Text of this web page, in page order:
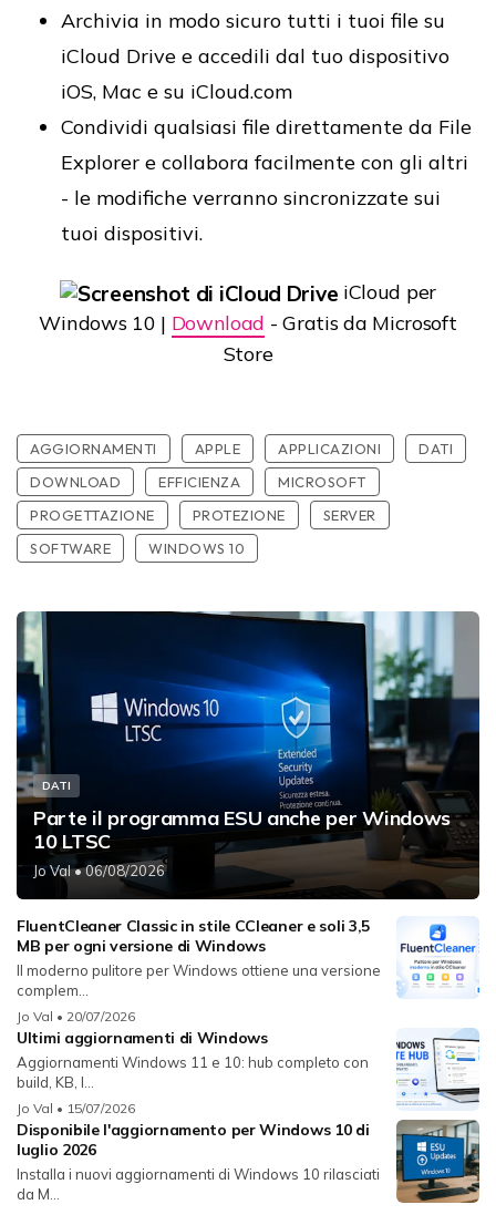
Archivia in modo sicuro tutti i tuoi file su
iCloud Drive e accedili dal tuo dispositivo
iOS, Mac e su iCloud.com
Condividi qualsiasi file direttamente da File
Explorer e collabora facilmente con gli altri
- le modifiche verranno sincronizzate sui
tuoi dispositivi.
iCloud per
Windows 10 | Download - Gratis da Microsoft
Store
AGGIORNAMENTI APPLE APPLICAZIONI
DATI
DOWNLOAD
EFFICIENZA
MICROSOFT
PROGETTAZIONE
PROTEZIONE
SERVER
SOFTWARE
WINDOWS 10
DATI
Parte il programma ESU anche per Windows
10 LTSC
Jo Val• 06/08/2026
FluentCleaner Classic in stile CCleaner e soli 3,5
MB per ogni versione di Windows
Il moderno pulitore per Windows ottiene una versione
complem...
Jo Val • 20/07/2026
Ultimi aggiornamenti di Windows
Aggiornamenti Windows 11 e 10: hub completo con
build, KB, l...
Jo Val • 15/07/2026
Disponibile l'aggiornamento per Windows 10 di
luglio 2026
Installa i nuovi aggiornamenti di Windows 10 rilasciati
da M...